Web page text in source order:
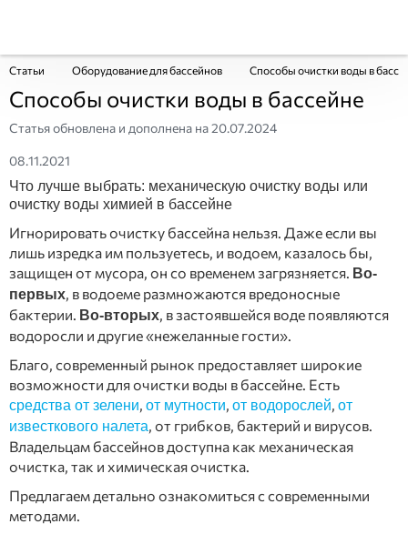
Статьи Оборудование для бассейнов Способы очистки воды в
Способы очистки воды в бассейне
Статья обновлена и дополнена на20.07.2024
08.11.2021
Что лучше выбрать: механическую очистку воды или
очистку воды химией в бассейне
Игнорировать очистку бассейна нельзя. Даже если вы
лишь изредка им пользуетесь, и водоем, казалось бы,
защищен от мусора, он со временем загрязняется. Во-
первых, в водоеме размножаются вредоносные
бактерии. Во-вторых, в застоявшейся воде появляются
водоросли и другие «нежеланные гости».
Благо, современный рынок предоставляет широкие
возможности для очистки воды в бассейне. Есть
средства от зелени, от мутности, от водорослей, от
известкового налета, от грибков, бактерий и вирусов.
Владельцам бассейнов доступна как механическая
очистка, так и химическая очистка.
Предлагаем детально ознакомиться с современными
методами.